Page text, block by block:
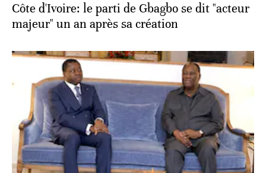
Côte d'Ivoire: le parti de Gbagbo se dit "acteur
majeur" un an après sa création